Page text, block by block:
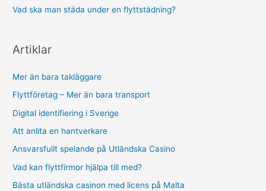
Vad ska man städa under en flyttstädning?
Artiklar
Mer än bara takläggare
Flyttföretag – Mer än bara transport
Digital identifiering i Sverige
Att anlita en hantverkare
Ansvarsfullt spelande på Utländska Casino
Vad kan flyttfirmor hjälpa till med?
Bästa utländska casinon med licens på Malta